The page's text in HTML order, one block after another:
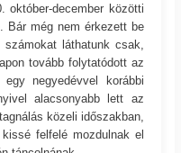
október-december közötti
Bár még nem érkezett be
láthatunk csak,
tovább folytatódott az
negyedévvel korábbi
alacsonyabb lett az
közeli időszakban,
felfelé mozdulnak el